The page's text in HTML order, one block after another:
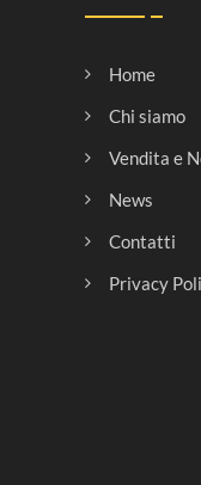
Home
Chi siamo
Vendita e
News
Contatti
Privacy